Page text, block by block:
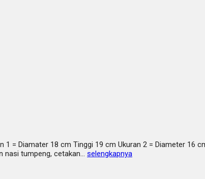
= Diamater 18 cm Tinggi 19 cm Ukuran 2 = Diameter 16
nasi tumpeng, cetakan… selengkapnya